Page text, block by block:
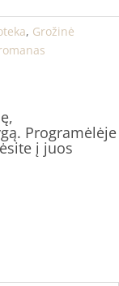
, Grožinė
Programėlėje
į juos